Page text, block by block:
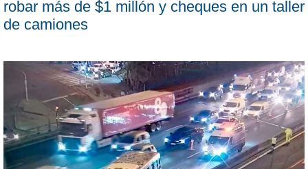
robar más de $1 millón y cheques en un taller
de camiones